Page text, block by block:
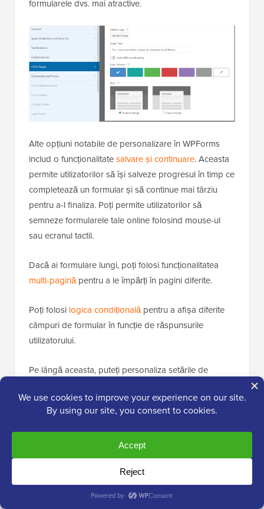
formularele dvs. mai atractive.
Alte opțiuni notabile de personalizare în WPForms
includ o funcționalitatesalvare și continuare. Aceasta
permite utilizatorilor să își salveze progresul în timp ce
completează un formular și să continue mai târziu
pentru a-l finaliza. Poți permite utilizatorilor să
semneze formularele tale online folosind mouse-ul
sau ecranul tactil.
Dacă ai formulare lungi, poți folosi funcționalitatea
multi-paginăpentru a le împărți în pagini diferite.
Poți folosi logica condiționalăpentru a afișa diferite
câmpuri de formular în funcție de răspunsurile
utilizatorului.
Pe lângă aceasta, puteți personaliza setările de
setările de notificare, puteți edita detalii precum
adresele de e-mail, liniile de subiect, numele, mesajele
și multe altele.
Similar, poți edita șimesajul de confirmarepe care un
utilizator îl va vedea la trimiterea unui formular. Poți
afișa un mesaj de mulțumire, afișa o pagină sau